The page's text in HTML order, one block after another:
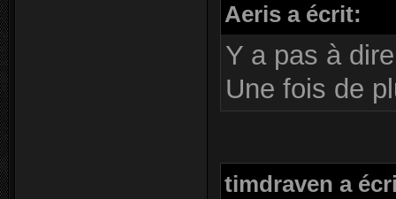
Aeris a écrit:
Y a pas à
Une fois de
timdraven a